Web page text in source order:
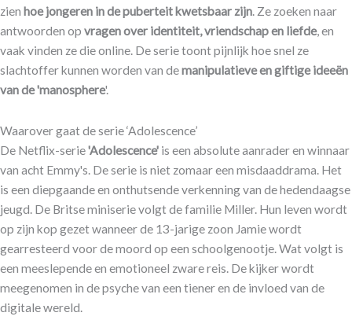
zien hoe jongeren in de puberteit kwetsbaar zijn. Ze zoeken naar
antwoorden op vragen over identiteit, vriendschap en liefde, en
vaak vinden ze die online. De serie toont pijnlijk hoe snel ze
slachtoffer kunnen worden van demanipulatieve en giftige ideeën
van de 'manosphere'.
Waarover gaat de serie ‘Adolescence’
​De Netflix-serie'Adolescence' is een absolute aanrader en winnaar
van acht Emmy's. De serie is niet zomaar een misdaaddrama. Het
is een diepgaande en onthutsende verkenning van de hedendaagse
jeugd. De Britse miniserie volgt de familie Miller. Hun leven wordt
op zijn kop gezet wanneer de 13-jarige zoon Jamie wordt
gearresteerd voor de moord op een schoolgenootje. Wat volgt is
een meeslepende en emotioneel zware reis. De kijker wordt
meegenomen in de psyche van een tiener en de invloed van de
digitale wereld.